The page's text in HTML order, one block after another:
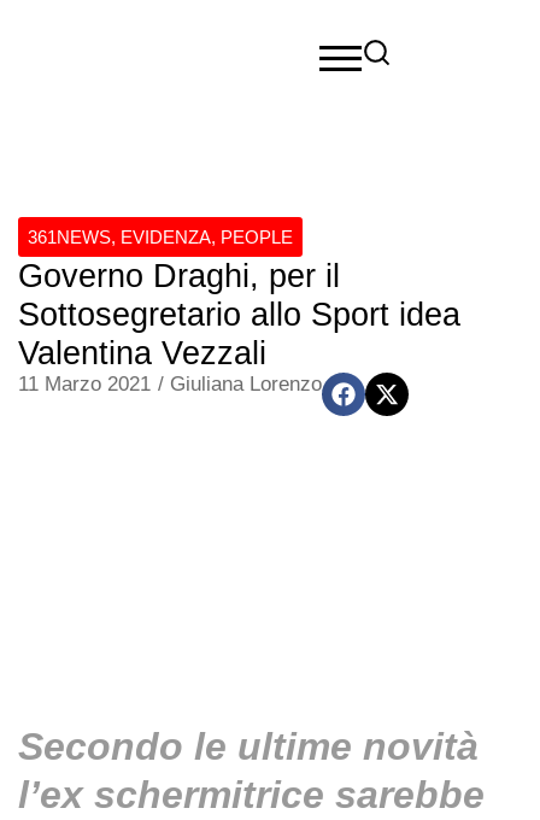
361NEWS, EVIDENZA, PEOPLE
Governo Draghi, per il
Sottosegretario allo Sport idea
Valentina Vezzali
11 Marzo 2021 / Giuliana Lorenzo
Secondo le ultime novità
l’ex schermitrice sarebbe